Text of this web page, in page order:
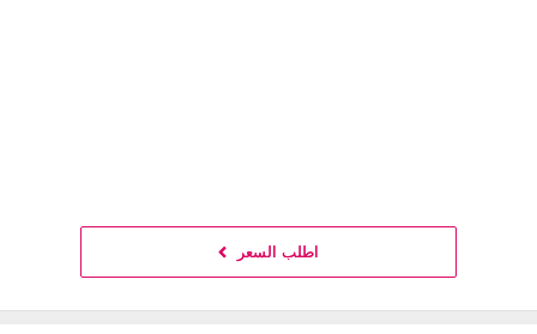
اطلب السعر